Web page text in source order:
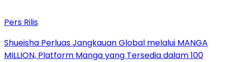
Pers Rilis
Shueisha Perluas Jangkauan Global melalui MANGA
MILLION, Platform Manga yang Tersedia dalam 100